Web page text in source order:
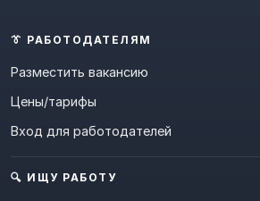
👔 РАБОТОДАТЕЛЯМ
Разместить вакансию
Цены/тарифы
Вход для работодателей
🔍 ИЩУ РАБОТУ